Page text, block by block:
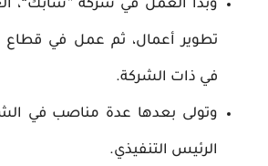
تطوير أعمال، ثم عمل في قطاع
في ذات الشركة.
وتولى بعدها عدة مناصب في
الرئيس التنفيذي.